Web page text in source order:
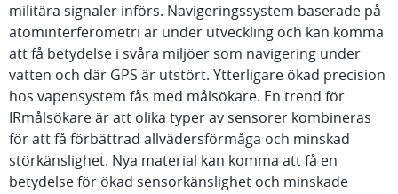
militära signaler införs. Navigeringssystem baserade på
atominterferometri är under utveckling och kan komma
att få betydelse i svåra miljöer som navigering under
vatten och där GPS är utstört. Ytterligare ökad precision
hos vapensystem fås med målsökare. En trend för
IRmålsökare är att olika typer av sensorer kombineras
för att få förbättrad allvädersförmåga och minskad
störkänslighet. Nya material kan komma att få en
betydelse för ökad sensorkänslighet och minskade